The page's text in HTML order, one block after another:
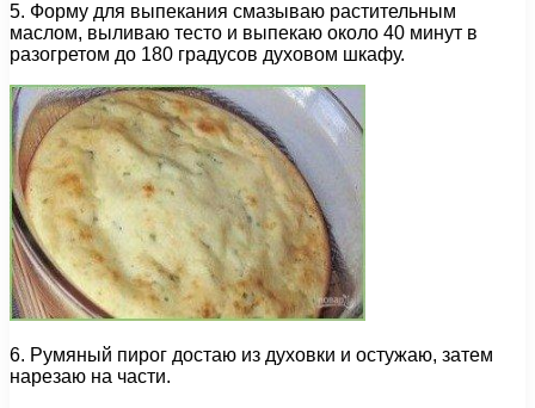
5. Форму для выпекания смазываю растительным
маслом, выливаю тесто и выпекаю около 40 минут в
разогретом до 180 градусов духовом шкафу.
6. Румяный пирог достаю из духовки и остужаю, затем
нарезаю на части.